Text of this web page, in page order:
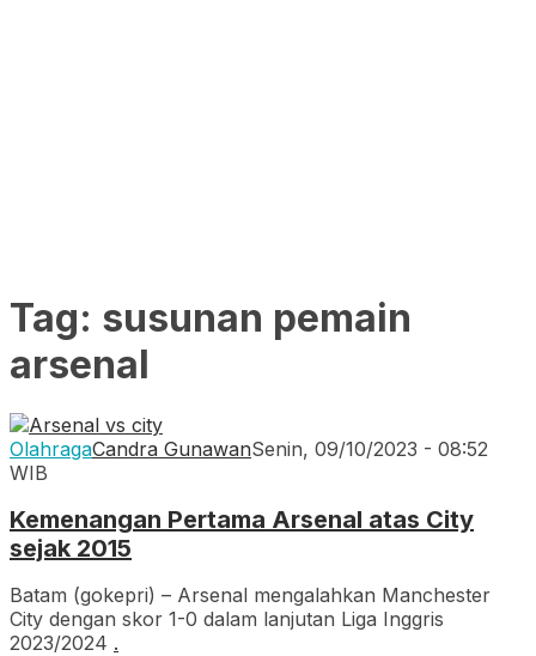
Tag: susunan pemain
arsenal
OlahragaCandra GunawanSenin, 09/10/2023 - 08:52
WIB
Kemenangan Pertama Arsenal atas City
sejak 2015
Batam (gokepri) – Arsenal mengalahkan Manchester
City dengan skor 1-0 dalam lanjutan Liga Inggris
2023/2024 .